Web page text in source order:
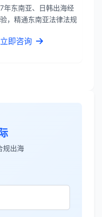
7年东南亚、日韩出海经
验，精通东南亚法律法规
立即咨询
规出海
了泰国公司注
国建厂的所有法